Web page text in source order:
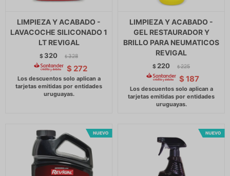
LIMPIEZA Y ACABADO -
LAVACOCHE SILICONADO 1
LT REVIGAL
$ 320 $ 328
$ 272
LIMPIEZA Y ACABADO -
GEL RESTAURADOR Y
BRILLO PARA NEUMATICOS
REVIGAL
$ 220 $ 225
$ 187